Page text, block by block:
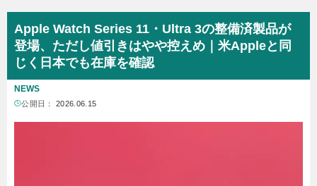
Apple Watch Series 11・Ultra 3の整備済製品が
登場、ただし値引きはやや控えめ｜米Appleと同
じく日本でも在庫を確認
NEWS
公開日： 2026.06.15